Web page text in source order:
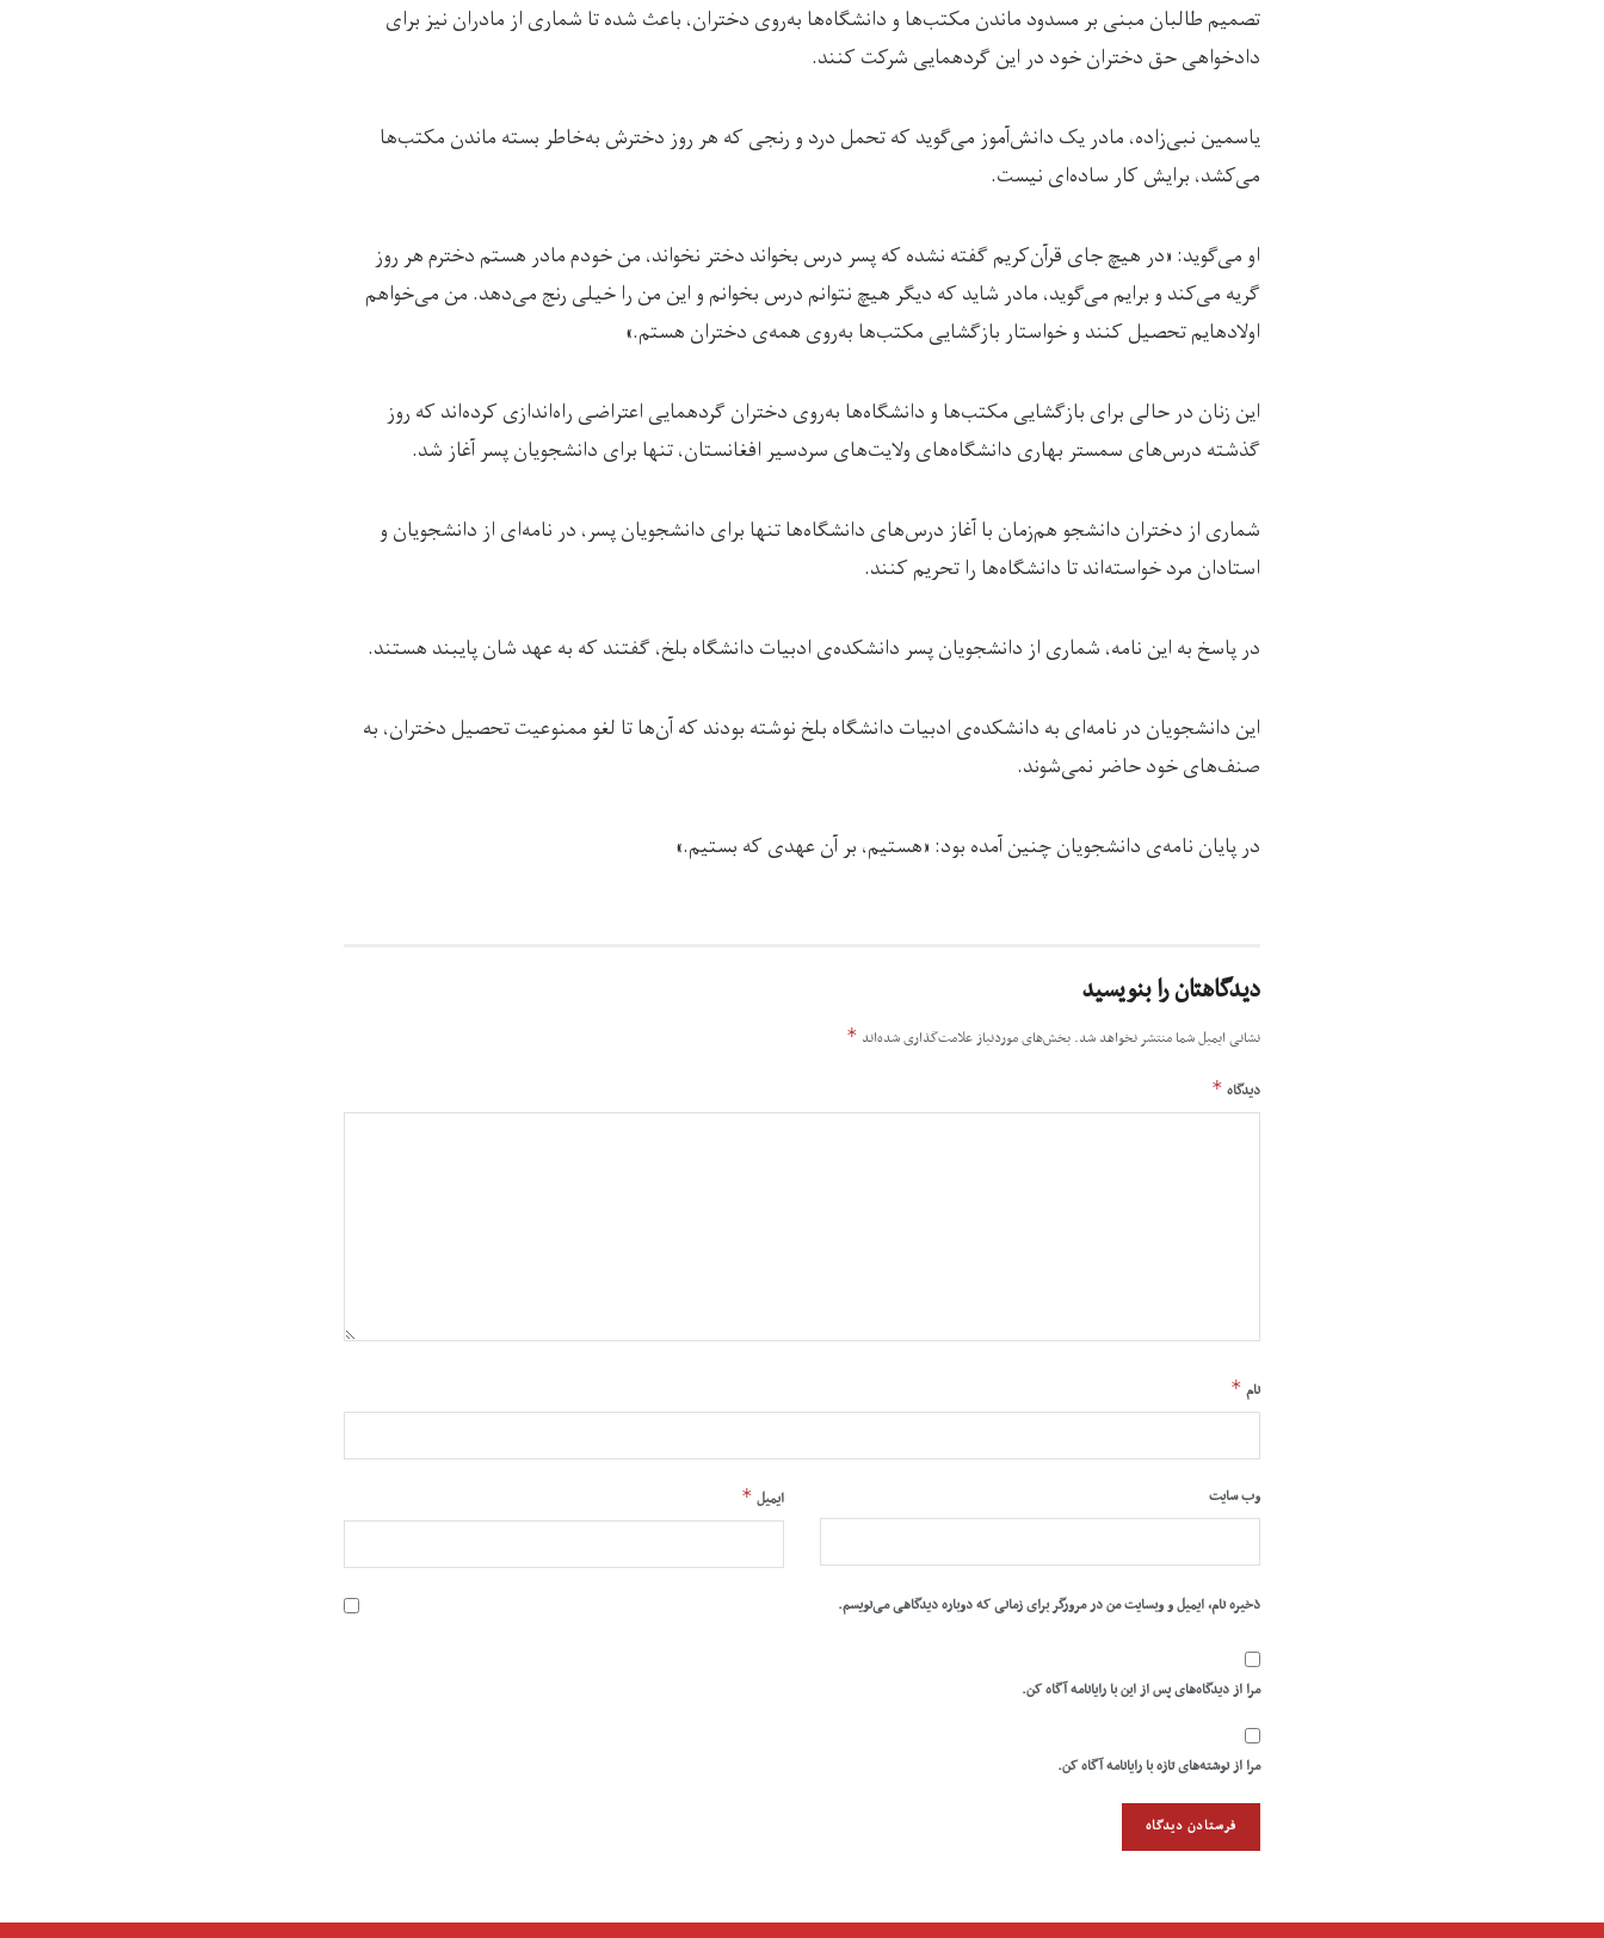
تصمیم طالبان مبنی بر مسدود ماندن مکتب‌ها و دانشگاه‌ها به‌روی دختران، باعث شده تا شماری از مادران نیز برای
دادخواهی حق دختران خود در این گردهمایی شرکت کنند.
یاسمین نبی‌زاده، مادر یک دانش‌آموز می‌گوید که تحمل درد و رنجی که هر روز دخترش به‌خاطر بسته ماندن مکتب‌ها
می‌کشد، برایش کار ساده‌ای نیست.
او می‌گوید: «در هیچ جای قرآن‌کریم گفته نشده که پسر درس بخواند دختر نخواند، من خودم مادر هستم دخترم هر روز
گریه می‌کند و برایم می‌گوید، مادر شاید که دیگر هیچ نتوانم درس بخوانم و این من را خیلی رنج می‌دهد. من می‌خواهم
اولادهایم تحصیل کنند و خواستار بازگشایی مکتب‌ها به‌روی همه‌ی دختران هستم.»
این زنان در حالی برای بازگشایی مکتب‌ها و دانشگاه‌ها به‌روی دختران گردهمایی اعتراضی راه‌اندازی کرده‌اند که روز
گذشته درس‌های سمستر بهاری دانشگاه‌های ولایت‌های سردسیر افغانستان، تنها برای دانشجویان پسر آغاز شد.
شماری از دختران دانشجو هم‌زمان با آغاز درس‌های دانشگاه‌ها تنها برای دانشجویان پسر، در نامه‌ای از دانشجویان و
استادان مرد خواسته‌اند تا دانشگاه‌ها را تحریم کنند.
در پاسخ به این نامه، شماری از دانشجویان پسر دانشکده‌ی ادبیات دانشگاه بلخ، گفتند که به عهد شان پایبند هستند.
این دانشجویان در نامه‌ای به دانشکده‌ی ادبیات دانشگاه بلخ نوشته بودند که آن‌ها تا لغو ممنوعیت تحصیل دختران، به
صنف‌های خود حاضر نمی‌شوند.
در پایان نامه‌ی دانشجویان چنین آمده بود: «هستیم، بر آن عهدی که بستیم.»
دیدگاهتان را بنویسید
نشانی ایمیل شما منتشر نخواهد شد. بخش‌های موردنیاز علامت‌گذاری شده‌اند *
دیدگاه *
نام *
ایمیل * وب‌ سایت
ذخیره نام، ایمیل و وبسایت من در مرورگر برای زمانی که دوباره دیدگاهی می‌نویسم.
مرا از دیدگاه‌های پس از این با رایانامه آگاه کن.
مرا از نوشته‌های تازه با رایانامه آگاه کن.